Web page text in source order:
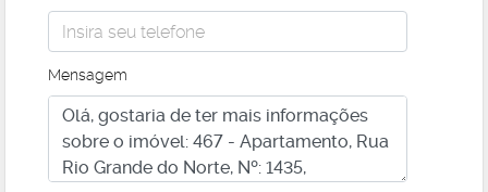
Mensagem